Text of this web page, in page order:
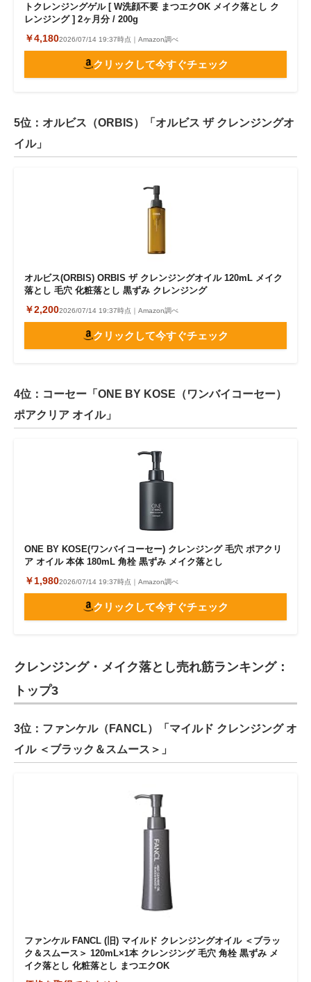
トクレンジングゲル [ W洗顔不要 まつエクOK メイク落とし ク
レンジング ] 2ヶ月分 / 200g
￥4,1802026/07/14 19:37時点｜Amazon調べ
クリックして今すぐチェック
5位：オルビス（ORBIS）「オルビス ザ クレンジングオ
イル」
オルビス(ORBIS) ORBIS ザ クレンジングオイル 120mL メイク
落とし 毛穴 化粧落とし 黒ずみ クレンジング
￥2,2002026/07/14 19:37時点｜Amazon調べ
クリックして今すぐチェック
4位：コーセー「ONE BY KOSE（ワンバイコーセー）
ポアクリア オイル」
ONE BY KOSE(ワンバイコーセー) クレンジング 毛穴 ポアクリ
ア オイル 本体 180mL 角栓 黒ずみ メイク落とし
￥1,9802026/07/14 19:37時点｜Amazon調べ
クリックして今すぐチェック
クレンジング・メイク落とし売れ筋ランキング：
トップ3
3位：ファンケル（FANCL）「マイルド クレンジング オ
イル ＜ブラック＆スムース＞」
ファンケル FANCL (旧) マイルド クレンジングオイル ＜ブラッ
ク＆スムース＞ 120mL×1本 クレンジング 毛穴 角栓 黒ずみ メ
イク落とし 化粧落とし まつエクOK